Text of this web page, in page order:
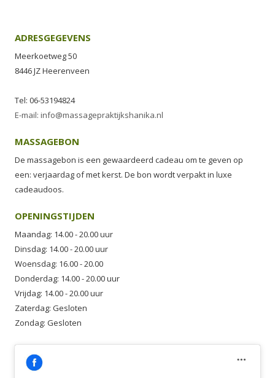
ADRESGEGEVENS
Meerkoetweg 50
8446 JZ Heerenveen
Tel: 06-53194824
E-mail: info@massagepraktijkshanika.nl
MASSAGEBON
De massagebon is een gewaardeerd cadeau om te geven op
een: verjaardag of met kerst. De bon wordt verpakt in luxe
cadeaudoos.
OPENINGSTIJDEN
Maandag: 14.00 - 20.00 uur
Dinsdag: 14.00 - 20.00 uur
Woensdag: 16.00 - 20.00
Donderdag: 14.00 - 20.00 uur
Vrijdag: 14.00 - 20.00 uur
Zaterdag: Gesloten
Zondag: Gesloten